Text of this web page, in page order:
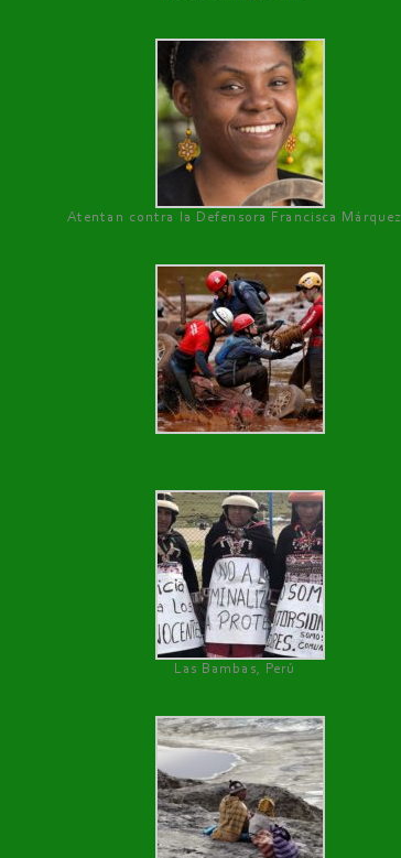
Atentan contra la Defensora Francisca Márquez
Las Bambas, Perú